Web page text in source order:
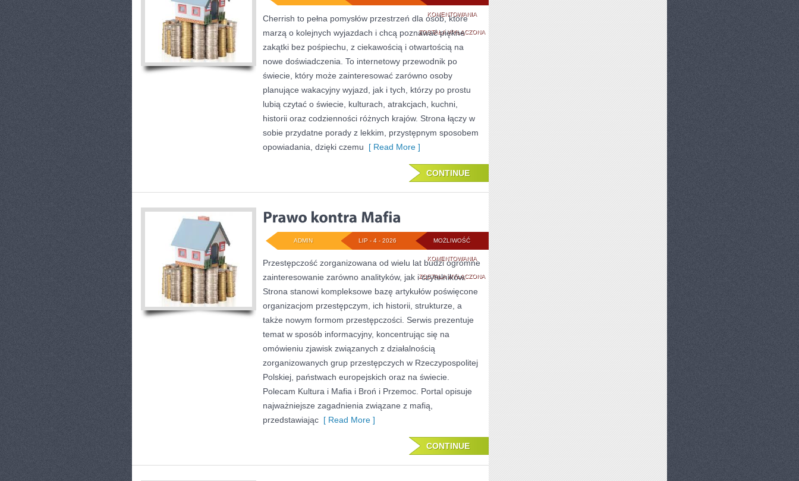
KOMENTOWANIASZWECJA
ZOSTAŁA WYŁĄCZONA
Cherrish to pełna pomysłów przestrzeń dla osób, które
marzą o kolejnych wyjazdach i chcą poznawać piękne
zakątki bez pośpiechu, z ciekawością i otwartością na
nowe doświadczenia. To internetowy przewodnik po
świecie, który może zainteresować zarówno osoby
planujące wakacyjny wyjazd, jak i tych, którzy po prostu
lubią czytać o świecie, kulturach, atrakcjach, kuchni,
historii oraz codzienności różnych krajów. Strona łączy w
sobie przydatne porady z lekkim, przystępnym sposobem
opowiadania, dzięki czemu [ Read More ]
CONTINUE
MOŻLIWOŚĆ
KOMENTOWANIAPRAWO
KONTRA
MAFIA
ZOSTAŁA WYŁĄCZONA
LIP - 4 - 2026
ADMIN
Przestępczość zorganizowana od wielu lat budzi ogromne
zainteresowanie zarówno analityków, jak i czytelników.
Strona stanowi kompleksowe bazę artykułów poświęcone
organizacjom przestępczym, ich historii, strukturze, a
także nowym formom przestępczości. Serwis prezentuje
temat w sposób informacyjny, koncentrując się na
omówieniu zjawisk związanych z działalnością
zorganizowanych grup przestępczych w Rzeczypospolitej
Polskiej, państwach europejskich oraz na świecie.
Polecam Kultura i Mafia i Broń i Przemoc. Portal opisuje
najważniejsze zagadnienia związane z mafią,
przedstawiając [ Read More ]
CONTINUE